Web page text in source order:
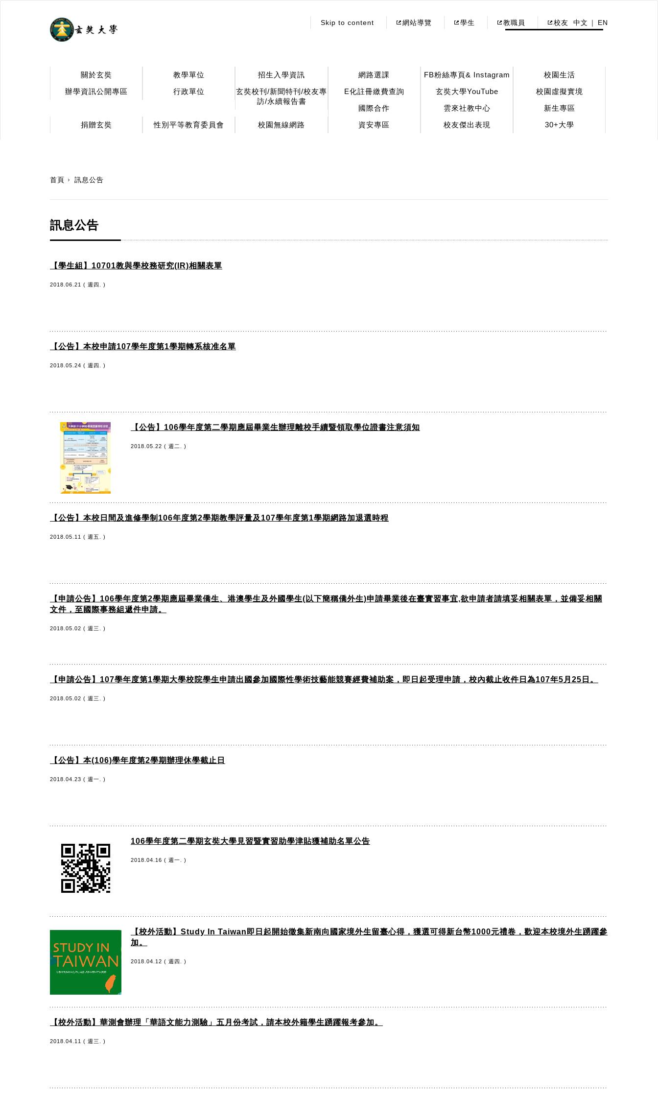
Skip to content 網站導覽 學生 教職員 校友 中文 EN
關於玄奘 教學單位 招生入學資訊 網路選課 FB粉絲專頁& Instagram
校園生活
辦學資訊公開專區
行政單位
玄奘校刊/新聞特刊/校友專
訪/永續報告書
E化註冊繳費查詢 玄奘大學YouTube
校園虛擬實境
國際合作
雲來社教中心
新生專區
捐贈玄奘
性別平等教育委員會 校園無線網路 資安專區 校友傑出表現 30+大學
首頁 訊息公告
訊息公告
【學生組】10701教與學校務研究(IR)相關表單
2018.06.21 ( 週四. )
【公告】本校申請107學年度第1學期轉系核准名單
2018.05.24 ( 週四. )
【公告】106學年度第二學期應屆畢業生辦理離校手續暨領取學位證書注意須知
2018.05.22 ( 週二. )
【公告】本校日間及進修學制106年度第2學期教學評量及107學年度第1學期網路加退選時程
2018.05.11 ( 週五. )
【申請公告】106學年度第2學期應屆畢業僑生、港澳學生及外國學生(以下簡稱僑外生)申請畢業後在臺實習事宜,欲申請者請填妥相關表單，並備妥相關
文件，至國際事務組遞件申請。
2018.05.02 ( 週三. )
【申請公告】107學年度第1學期大學校院學生申請出國參加國際性學術技藝能競賽經費補助案，即日起受理申請，校內截止收件日為107年5月25日。
2018.05.02 ( 週三. )
【公告】本(106)學年度第2學期辦理休學截止日
2018.04.23 ( 週一. )
106學年度第二學期玄奘大學見習暨實習助學津貼獲補助名單公告
2018.04.16 ( 週一. )
【校外活動】Study In Taiwan即日起開始徵集新南向國家境外生留臺心得，獲選可得新台幣1000元禮卷，歡迎本校境外生踴躍參
加。
2018.04.12 ( 週四. )
【校外活動】華測會辦理「華語文能力測驗」五月份考試，請本校外籍學生踴躍報考參加。
2018.04.11 ( 週三. )